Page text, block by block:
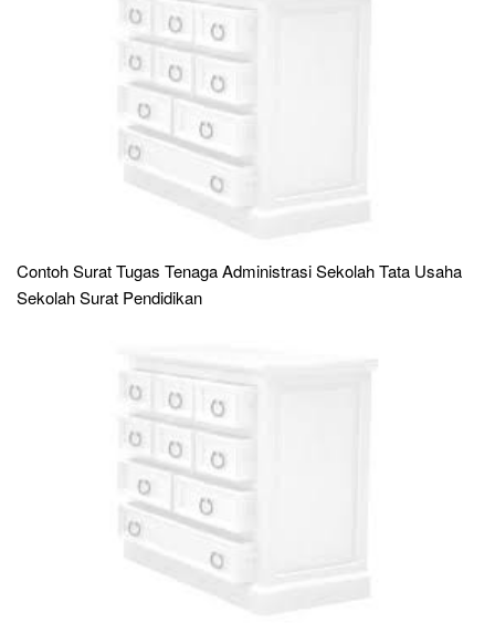
Contoh Surat Tugas Tenaga Administrasi Sekolah Tata Usaha
Sekolah Surat Pendidikan